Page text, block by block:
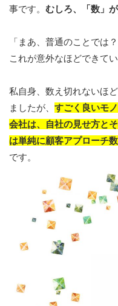
事です。 むしろ、「数」
「まあ、普通のことでは
これが意外なほどできて
私自身、数え切れないほ
ましたが、 すごく良いモ
会社は、自社の見せ方と
は単純に顧客アプローチ
です。